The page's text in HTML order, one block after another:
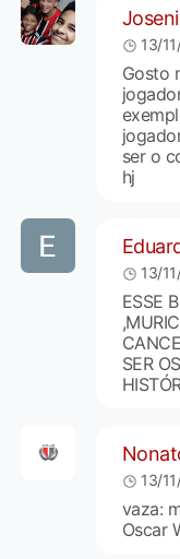
13/
Gosto
ser o
hj
13/
ESSE
SER
13/
vaza:
Oscar